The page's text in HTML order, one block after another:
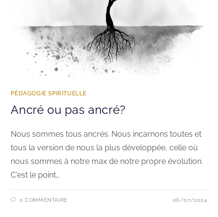
PÉDAGOGIE SPIRITUELLE
Ancré ou pas ancré?
Nous sommes tous ancrés. Nous incarnons toutes et
tous la version de nous la plus développée, celle où
nous sommes à notre max de notre propre évolution.
C'est le point…
0 COMMENTAIRE 06/07/2024